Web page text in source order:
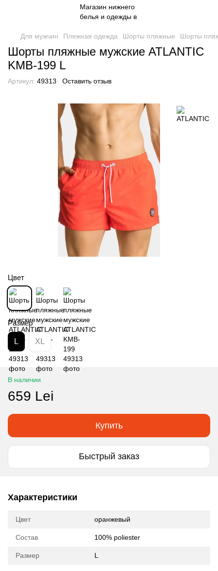
Для мужчин Пляжная одежда Шорты пляжные Шорты
Шорты пляжные мужские ATLANTIC
KMB-199 L
Артикул: 49313 Оставить отзыв
Цвет
Размер
L XL
В наличии
659 Lei
Купить
Быстрый заказ
Характеристики
Цвет оранжевый
Состав 100% poliester
Размер L